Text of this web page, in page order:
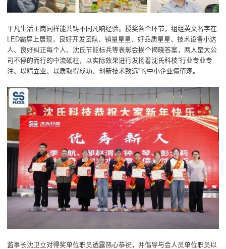
平凡生活主岗同样能共铸不同凡响经验。授奖各个环节，组组英文名字在
LED霸屏上展现，良好开发团队、销量星星、好品质星星、技术设备小达
人、良好纠正每个人、沈氏节能标兵等表彰会挨个揭晓答案，两人是大公
司不停的而行的中流砥柱，以实际效果进行发扬着沈氏科枝“行业专业专
注、以精立业、以质取得成功、创新技术致远”的中小企业價值观。
监事长沈卫立对得奖单位职员透露热心恭祝，并倡导与会人员单位职员以